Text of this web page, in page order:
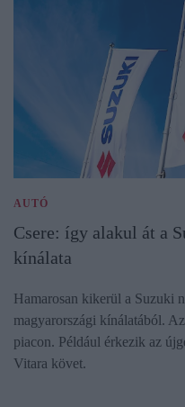
AUTÓ
Csere: így alakul át a
kínálata
Hamarosan kikerül a Suzuki
magyarországi kínálatából.
piacon. Például érkezik az
Vitara követ.